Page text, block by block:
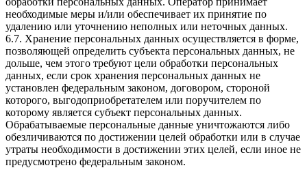
необходимые меры и/или обеспечивает их принятие по
удалению или уточнению неполных или неточных данных.
6.7. Хранение персональных данных осуществляется в форме,
позволяющей определить субъекта персональных данных, не
дольше, чем этого требуют цели обработки персональных
данных, если срок хранения персональных данных не
установлен федеральным законом, договором, стороной
которого, выгодоприобретателем или поручителем по
которому является субъект персональных данных.
Обрабатываемые персональные данные уничтожаются либо
обезличиваются по достижении целей обработки или в случае
утраты необходимости в достижении этих целей, если иное не
предусмотрено федеральным законом.